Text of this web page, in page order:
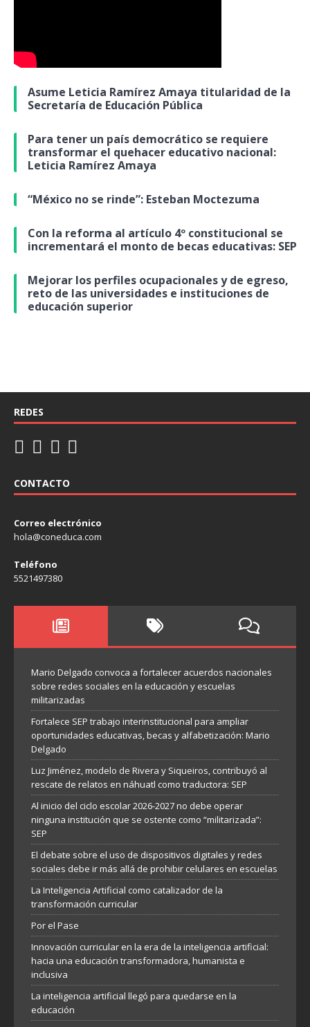
Asume Leticia Ramírez Amaya titularidad de la
Secretaría de Educación Pública
Para tener un país democrático se requiere
transformar el quehacer educativo nacional:
Leticia Ramírez Amaya
“México no se rinde”: Esteban Moctezuma
Con la reforma al artículo 4º constitucional se
incrementará el monto de becas educativas: SEP
Mejorar los perfiles ocupacionales y de egreso,
reto de las universidades e instituciones de
educación superior
REDES
CONTACTO
Correo electrónico
hola@coneduca.com
Teléfono
5521497380
Mario Delgado convoca a fortalecer acuerdos nacionales
sobre redes sociales en la educación y escuelas
militarizadas
Fortalece SEP trabajo interinstitucional para ampliar
oportunidades educativas, becas y alfabetización: Mario
Delgado
Luz Jiménez, modelo de Rivera y Siqueiros, contribuyó al
rescate de relatos en náhuatl como traductora: SEP
Al inicio del ciclo escolar 2026-2027 no debe operar
ninguna institución que se ostente como “militarizada”:
SEP
El debate sobre el uso de dispositivos digitales y redes
sociales debe ir más allá de prohibir celulares en escuelas
La Inteligencia Artificial como catalizador de la
transformación curricular
Por el Pase
Innovación curricular en la era de la inteligencia artificial:
hacia una educación transformadora, humanista e
inclusiva
La inteligencia artificial llegó para quedarse en la
educación